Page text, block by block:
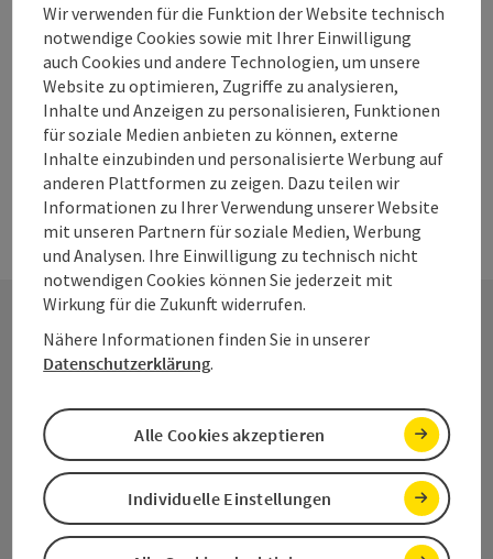
Sommer im
Dachstein Salzkammergut
Aktiv im Sommer
Kontakt
Salzkammergut Tourismus - Destination
Dachstein
Kirchengasse 4
Wir verwenden für die Funktion der Website technisch
notwendige Cookies sowie mit Ihrer Einwilligung
auch Cookies und andere Technologien, um unsere
Website zu optimieren, Zugriffe zu analysieren,
Inhalte und Anzeigen zu personalisieren, Funktionen
für soziale Medien anbieten zu können, externe
Inhalte einzubinden und personalisierte Werbung auf
anderen Plattformen zu zeigen. Dazu teilen wir
Informationen zu Ihrer Verwendung unserer Website
mit unseren Partnern für soziale Medien, Werbung
und Analysen. Ihre Einwilligung zu technisch nicht
notwendigen Cookies können Sie jederzeit mit
Wirkung für die Zukunft widerrufen.
Nähere Informationen finden Sie in unserer
Datenschutzerklärung.
Individuelle Einstellungen
Alle Cookies akzeptieren